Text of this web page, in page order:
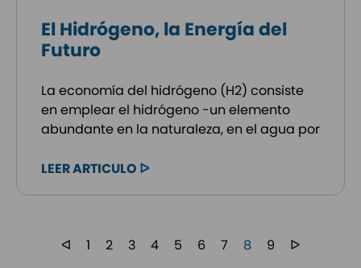
El Hidrógeno, la Energía del
Futuro
La economía del hidrógeno (H2) consiste
en emplear el hidrógeno -un elemento
abundante en la naturaleza, en el agua por
LEER ARTICULO ᐅ
ᐊ 1 2 3 4 5 6 7 8 9 ᐅ